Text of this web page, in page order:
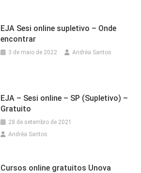
EJA Sesi online supletivo – Onde
encontrar
3 de maio de 2022 Andréa Santos
EJA – Sesi online – SP (Supletivo) –
Gratuito
28 de setembro de 2021
Andréa Santos
Cursos online gratuitos Unova